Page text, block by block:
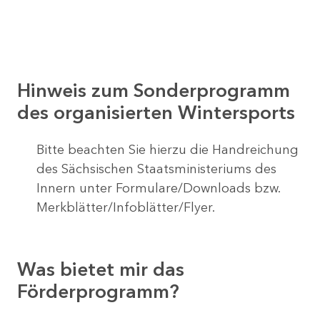
Hinweis zum Sonderprogramm
des organisierten Wintersports
Bitte beachten Sie hierzu die Handreichung
des Sächsischen Staatsministeriums des
Innern unter Formulare/Downloads bzw.
Merkblätter/Infoblätter/Flyer.
Was bietet mir das
Förderprogramm?